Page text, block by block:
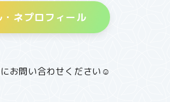
・ネプロフィール
お問い合わせください☺︎